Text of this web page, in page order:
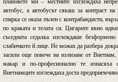
автобус, а автобусът сякаш за контраст
спирка се оказа пълен с контрабандисти,
по краката и телата си. Цигарите явно
съседната седалка изглеждаше
слабичкото й лице. Не можах да разбера
засили още повече на излизане от Виетнам,
макар и по-професионално те
Виетнамците изглеждаха доста